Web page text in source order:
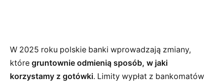
W 2025 roku polskie banki wprowadzają zmiany,
które gruntownie odmienią sposób, w jaki
korzystamy z gotówki. Limity wypłat z bankomatów